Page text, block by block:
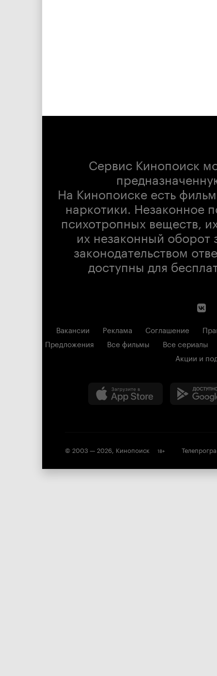
Сервис Кинопоиск
На Кинопоиске есть
наркотики. Незаконное
психотропных веществ,
их незаконный оборот
законодательством
доступны для
Вакансии Реклама Соглашение
Предложения
Все фильмы
Все сериалы
Акции и
© 2003 — 2026, Кинопоиск 18+